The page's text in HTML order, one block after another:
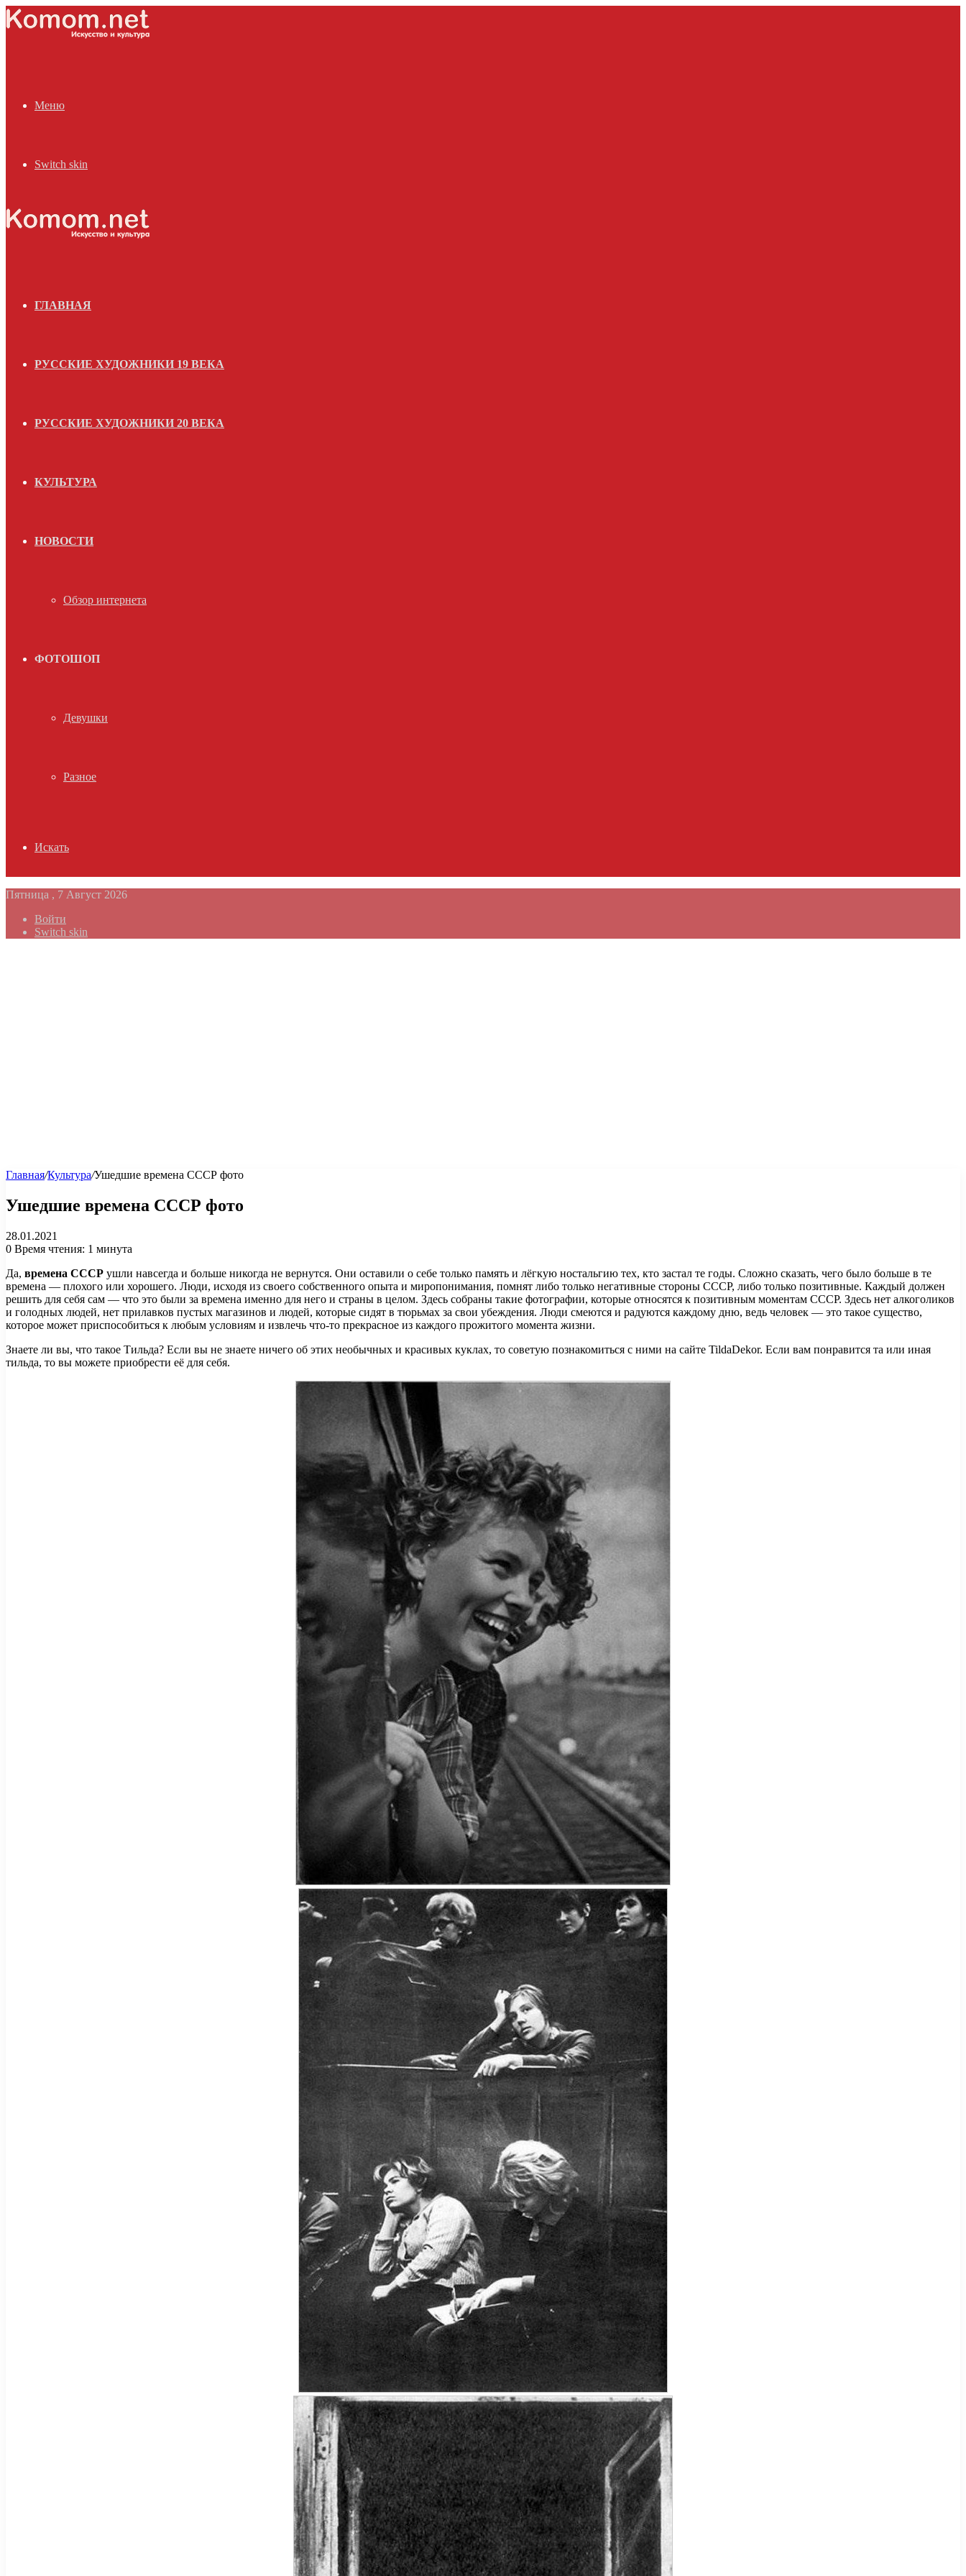
Меню
Switch skin
ГЛАВНАЯ
РУССКИЕ ХУДОЖНИКИ 19 ВЕКА
РУССКИЕ ХУДОЖНИКИ 20 ВЕКА
КУЛЬТУРА
НОВОСТИ
Обзор интернета
ФОТОШОП
Девушки
Разное
Искать
Пятница , 7 Август 2026
Войти
Switch skin
Главная/Культура/Ушедшие времена СССР фото
Ушедшие времена СССР фото
28.01.2021
0 Время чтения: 1 минута
Да, времена СССР ушли навсегда и больше никогда не вернутся. Они оставили о себе только память и лёгкую ностальгию тех, кто застал те годы. Сложно сказать, чего было больше в те
времена — плохого или хорошего. Люди, исходя из своего собственного опыта и миропонимания, помнят либо только негативные стороны СССР, либо только позитивные. Каждый должен
решить для себя сам — что это были за времена именно для него и страны в целом. Здесь собраны такие фотографии, которые относятся к позитивным моментам СССР. Здесь нет алкоголиков
и голодных людей, нет прилавков пустых магазинов и людей, которые сидят в тюрьмах за свои убеждения. Люди смеются и радуются каждому дню, ведь человек — это такое существо,
которое может приспособиться к любым условиям и извлечь что-то прекрасное из каждого прожитого момента жизни.
Знаете ли вы, что такое Тильда? Если вы не знаете ничего об этих необычных и красивых куклах, то советую познакомиться с ними на сайте TildaDekor. Если вам понравится та или иная
тильда, то вы можете приобрести её для себя.